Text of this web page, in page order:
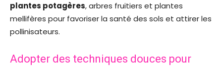
plantes potagères, arbres fruitiers et plantes
mellifères pour favoriser la santé des sols et attirer les
pollinisateurs.
Adopter des techniques douces pour